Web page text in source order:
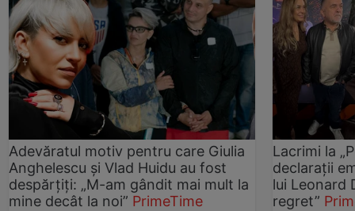
Adevăratul motiv pentru care Giulia
Anghelescu și Vlad Huidu au fost
despărțiți: „M-am gândit mai mult la
mine decât la noi” PrimeTime
Lacrimi la
declarații
lui Leonard
regret”